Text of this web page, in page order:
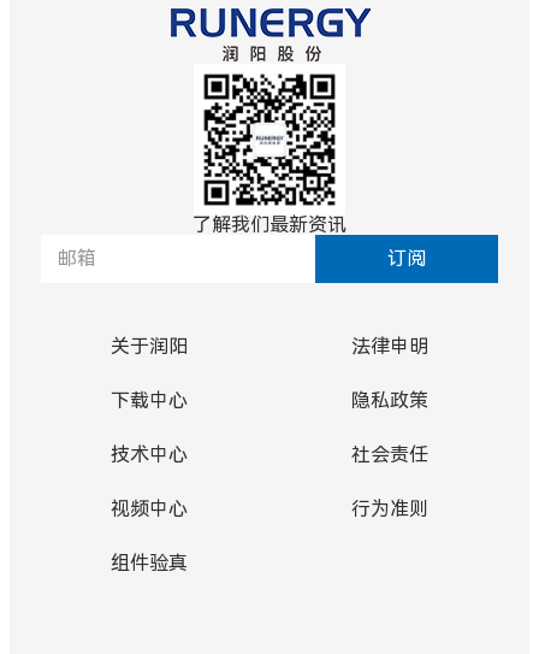
了解我们最新资讯
订阅
关于润阳
下载中心
技术中心
视频中心
组件验真
法律申明
隐私政策
社会责任
行为准则